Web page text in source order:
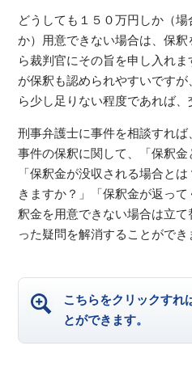
どうしても１５０万円しか（
か）用意できない場合は、保
ら裁判官にその旨を申し入れ
が保釈も認められやすいです
ら少し足りない程度であれば、
刑事弁護士に事件を相談すれ
事件の保釈に関して、「保釈金
「保釈金が没収される場合と
きますか？」「保釈金が返っ
釈金を用意できない場合は立
った疑問を解消することができ
こちらをクリックすれ
とができます。